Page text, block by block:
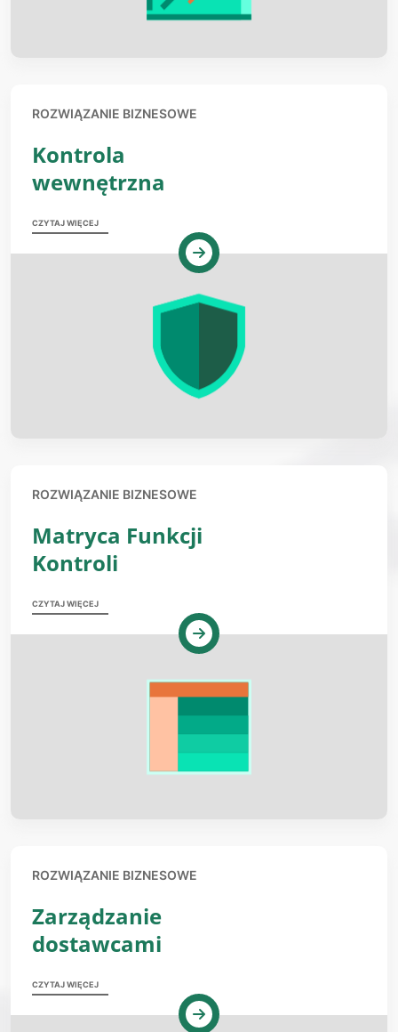
ROZWIĄZANIE BIZNESOWE
Kontrola
wewnętrzna
CZYTAJ WIĘCEJ
ROZWIĄZANIE BIZNESOWE
Matryca Funkcji
Kontroli
CZYTAJ WIĘCEJ
ROZWIĄZANIE BIZNESOWE
Zarządzanie
dostawcami
CZYTAJ WIĘCEJ